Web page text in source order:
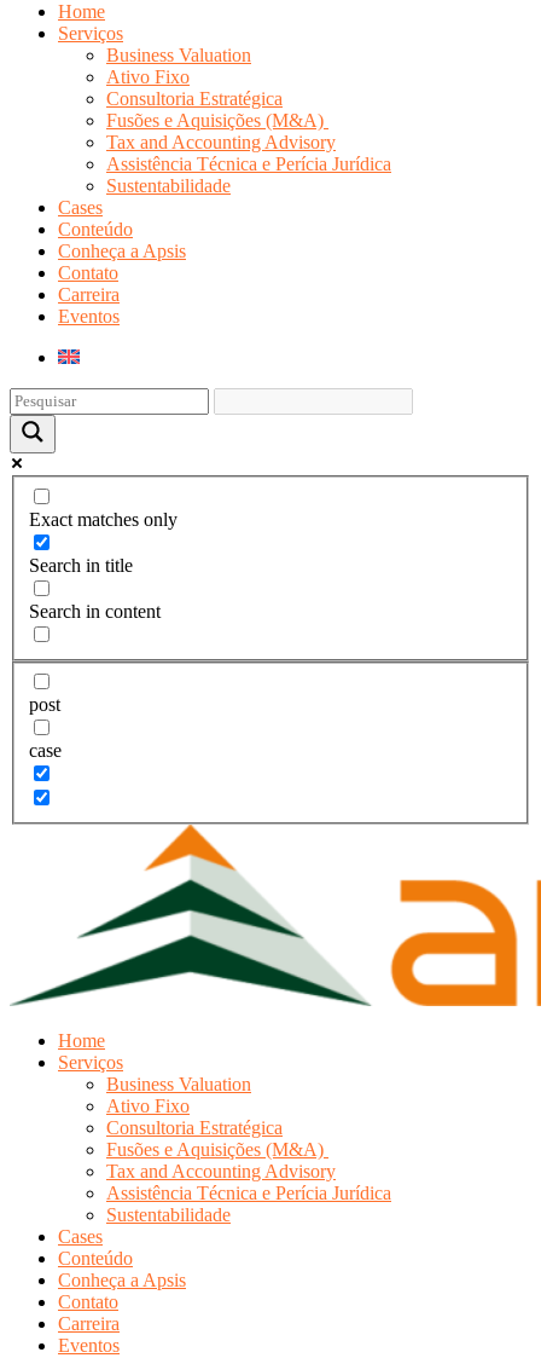
Home
Serviços
Business Valuation
Ativo Fixo
Consultoria Estratégica
Fusões e Aquisições (M&A)
Tax and Accounting Advisory
Assistência Técnica e Perícia Jurídica
Sustentabilidade
Cases
Conteúdo
Conheça a Apsis
Contato
Carreira
Eventos
Exact matches only
Search in title
Search in content
post
case
Home
Serviços
Business Valuation
Ativo Fixo
Consultoria Estratégica
Fusões e Aquisições (M&A)
Tax and Accounting Advisory
Assistência Técnica e Perícia Jurídica
Sustentabilidade
Cases
Conteúdo
Conheça a Apsis
Contato
Carreira
Eventos